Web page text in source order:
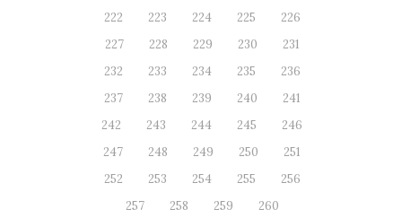
222
223 224 225
226
227
228 229 230
231
232
233 234 235
236
237
238 239 240
241
242
243 244 245
246
247
248 249 250
251
252
253 254 255
256
257
258 259 260